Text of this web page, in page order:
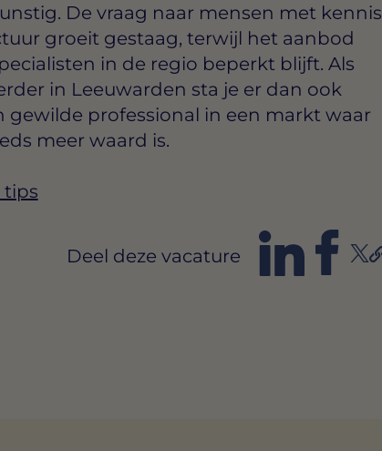
De vraag naar mensen met kennis
groeit gestaag, terwijl het aanbod
in de regio beperkt blijft. Als
in Leeuwarden sta je er dan ook
gewilde professional in een markt waar
meer waard is.
tips
Deel deze vacature